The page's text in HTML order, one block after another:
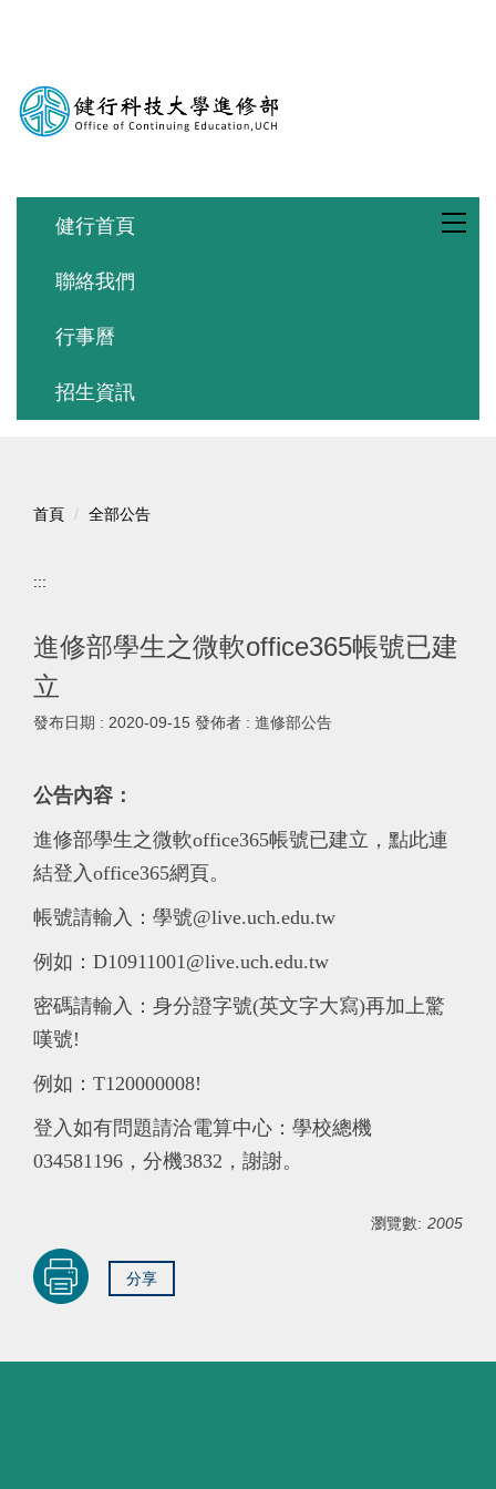
內
容
健行首頁
聯絡我們
行事曆
招生資訊
首頁 全部公告
:::
進修部學生之微軟office365帳號已建
立
發布日期 : 2020-09-15 發佈者 : 進修部公告
公告內容：
進修部學生之微軟office365帳號已建立，點此連
結登入office365網頁。
帳號請輸入：學號@live.uch.edu.tw
例如：D10911001@live.uch.edu.tw
密碼請輸入：身分證字號(英文字大寫)再加上驚
嘆號!
例如：T120000008!
登入如有問題請洽電算中心：學校總機
034581196，分機3832，謝謝。
瀏覽數: 2005
分享